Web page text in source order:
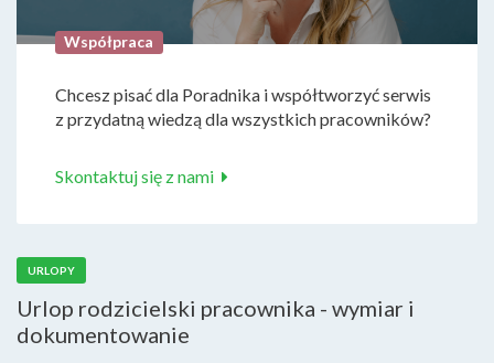
Współpraca
Chcesz pisać dla Poradnika i współtworzyć serwis
z przydatną wiedzą dla wszystkich pracowników?
Skontaktuj się z nami
URLOPY
Urlop rodzicielski pracownika - wymiar i
dokumentowanie